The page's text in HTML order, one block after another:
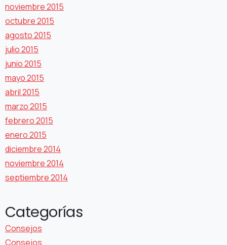
noviembre 2015
octubre 2015
agosto 2015
julio 2015
junio 2015
mayo 2015
abril 2015
marzo 2015
febrero 2015
enero 2015
diciembre 2014
noviembre 2014
septiembre 2014
Categorías
Consejos
Consejos